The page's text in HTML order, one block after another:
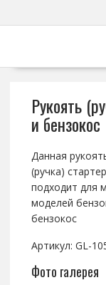
Рукоять
и бензокос
Данная
(ручка)
подходит для
моделей
бензокос
Артикул: GL-
Фото галерея